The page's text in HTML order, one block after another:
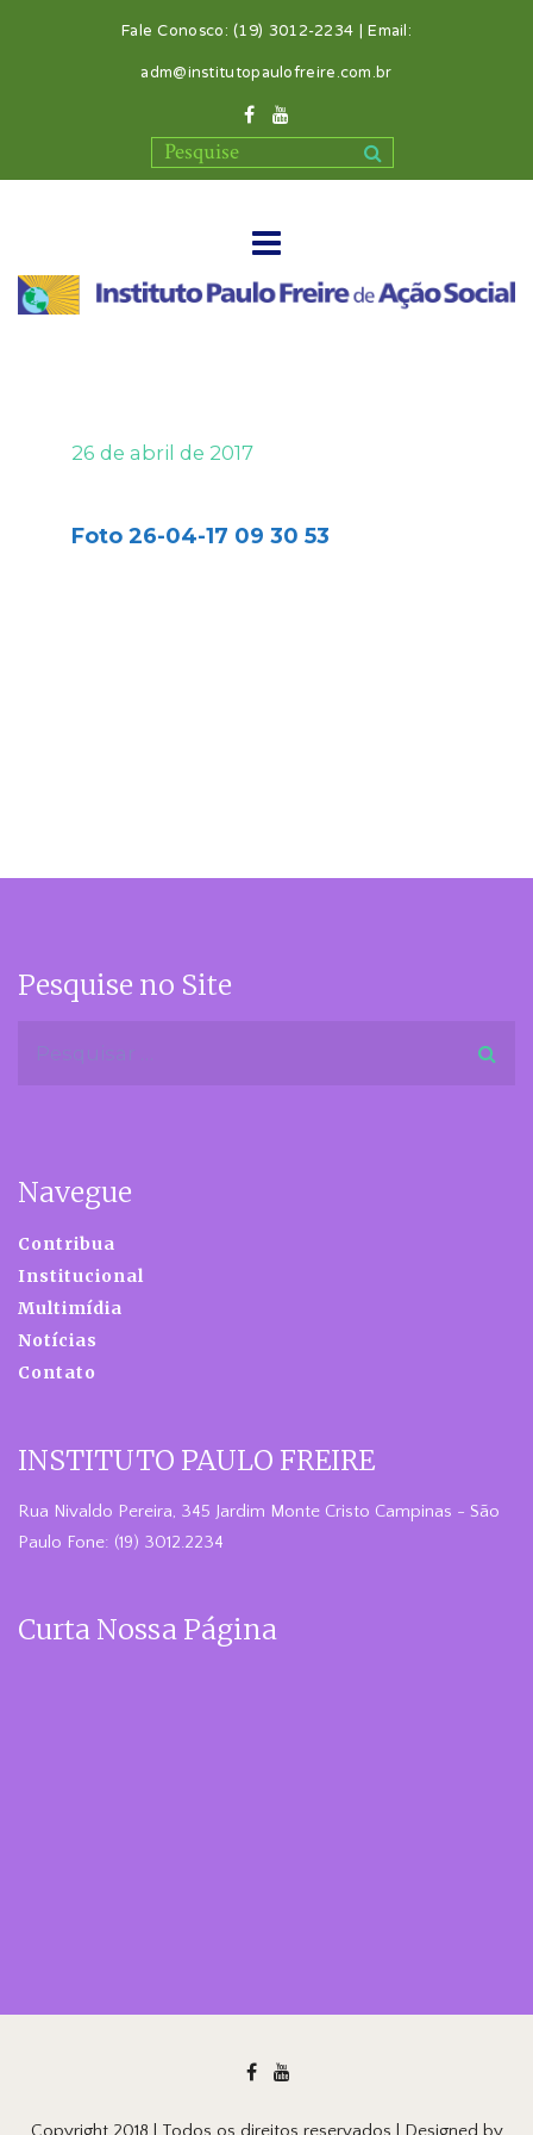
Fale Conosco: (19) 3012-2234 | Email:
adm@institutopaulofreire.com.br
26 de abril de 2017
Foto 26-04-17 09 30 53
Pesquise no Site
Navegue
Contribua
Institucional
Multimídia
Notícias
Contato
INSTITUTO PAULO FREIRE
Rua Nivaldo Pereira, 345 Jardim Monte Cristo Campinas - São
Paulo Fone: (19) 3012.2234
Curta Nossa Página